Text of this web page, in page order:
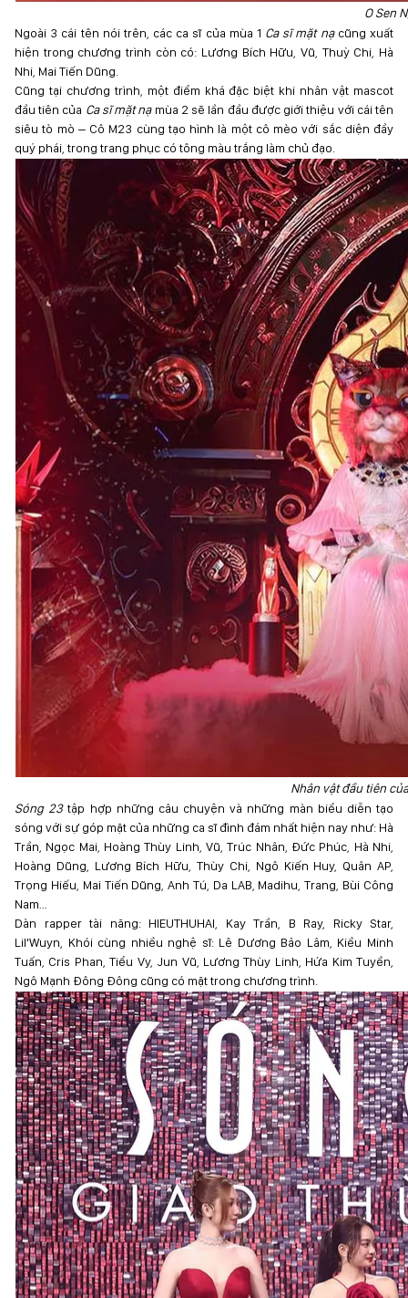
O Sen
Ngoài 3 cái tên nói trên, các ca sĩ của mùa 1 Ca sĩ mặt nạ cũng xuất
hiện trong chương trình còn có: Lương Bích Hữu, Vũ, Thuỳ Chi, Hà
Nhi, Mai Tiến Dũng.
Cũng tại chương trình, một điểm khá đặc biệt khi nhân vật mascot
đầu tiên của Ca sĩ mặt nạmùa 2 sẽ lần đầu được giới thiệu với cái tên
siêu tò mò – Cô M23 cùng tạo hình là một cô mèo với sắc diện đầy
quý phái, trong trang phục có tông màu trắng làm chủ đạo.
Nhân vật đầu tiên
Sóng 23tập hợp những câu chuyện và những màn biểu diễn tạo
sóng với sự góp mặt của những ca sĩ đình đám nhất hiện nay như: Hà
Trần, Ngọc Mai, Hoàng Thùy Linh, Vũ, Trúc Nhân, Đức Phúc, Hà Nhi,
Hoàng Dũng, Lương Bích Hữu, Thùy Chi, Ngô Kiến Huy, Quân AP,
Trọng Hiếu, Mai Tiến Dũng, Anh Tú, Da LAB, Madihu, Trang, Bùi Công
Nam…
Dàn rapper tài năng: HIEUTHUHAI, Kay Trần, B Ray, Ricky Star,
Lil'Wuyn, Khói cùng nhiều nghệ sĩ: Lê Dương Bảo Lâm, Kiều Minh
Tuấn, Cris Phan, Tiểu Vy, Jun Vũ, Lương Thùy Linh, Hứa Kim Tuyền,
Ngô Mạnh Đông Đông cũng có mặt trong chương trình.